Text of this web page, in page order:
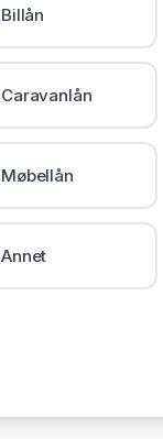
Billån
Caravanlån
Møbellån
Annet